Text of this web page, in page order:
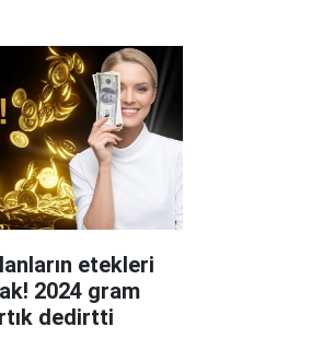
etekleri
2024 gram
dedirtti